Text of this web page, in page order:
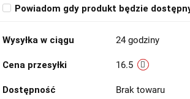
Powiadom gdy produkt będzie
Wysyłka w ciągu 24 godziny
Cena przesyłki 16.5
Dostępność Brak towaru